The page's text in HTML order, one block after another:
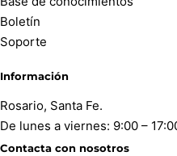
Boletín
Soporte
Información
Rosario, Santa Fe.
De lunes a viernes: 9:00 –
Contacta con nosotros